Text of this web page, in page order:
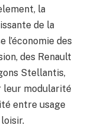
la
de la
l’économie des
des Renault
Stellantis,
leur modularité
entre usage